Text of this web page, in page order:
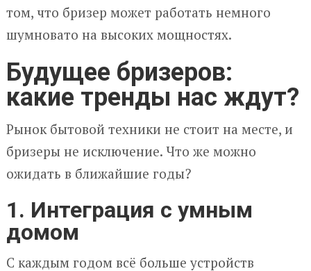
том, что бризер может работать немного
шумновато на высоких мощностях.
Будущее бризеров:
какие тренды нас ждут?
Рынок бытовой техники не стоит на месте, и
бризеры не исключение. Что же можно
ожидать в ближайшие годы?
1. Интеграция с умным
домом
С каждым годом всё больше устройств